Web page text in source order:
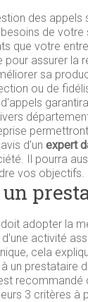
des
de
que votre
pour assurer la
sa
ou de
d'un expert
Il pourra
vos objectifs.
adopter la
activité
cela
prestataire
recommandé
3 critères à